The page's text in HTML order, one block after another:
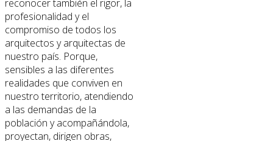
reconocer también el rigor, la
profesionalidad y el
compromiso de todos los
arquitectos y arquitectas de
nuestro país. Porque,
sensibles a las diferentes
realidades que conviven en
nuestro territorio, atendiendo
a las demandas de la
población y acompañándola,
proyectan, dirigen obras,